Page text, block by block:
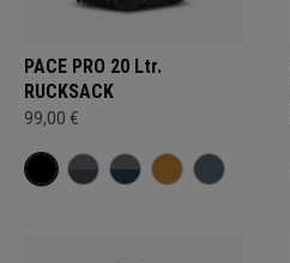
PACE PRO 20 Ltr.
RUCKSACK
99,00 €